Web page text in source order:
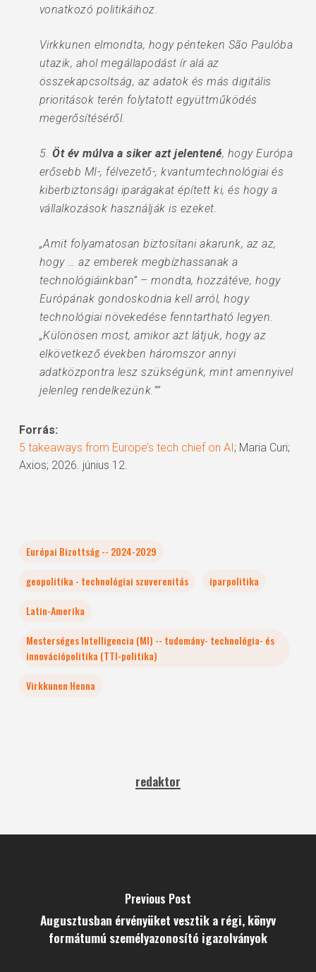
vonatkozó politikáihoz.
Virkkunen elmondta, hogy pénteken São Paulóba
utazik, ahol megállapodást ír alá az
összekapcsoltság, az adatok és más digitális
prioritások terén folytatott együttműködés
megerősítéséről.
5.Öt év múlva a siker azt jelentené, hogy Európa
erősebb MI-, félvezető-, kvantumtechnológiai és
kiberbiztonsági iparágakat épített ki, és hogy a
vállalkozások használják is ezeket.
„Amit folyamatosan biztosítani akarunk, az az,
hogy … az emberek megbízhassanak a
technológiáinkban” – mondta, hozzátéve, hogy
Európának gondoskodnia kell arról, hogy
technológiai növekedése fenntartható legyen.
„Különösen most, amikor azt látjuk, hogy az
elkövetkező években háromszor annyi
adatközpontra lesz szükségünk, mint amennyivel
jelenleg rendelkezünk.””
Forrás:
5 takeaways from Europe’s tech chief on AI; Maria Curi;
Axios; 2026. június 12.
Európai Bizottság -- 2024-2029
geopolitika - technológiai szuverenitás
iparpolitika
Latin-Amerika
Mesterséges Intelligencia (MI) -- tudomány- technológia- és
innovációpolitika (TTI-politika)
Virkkunen Henna
redaktor
Previous Post
Augusztusban érvényüket vesztik a régi, könyv
formátumú személyazonosító igazolványok